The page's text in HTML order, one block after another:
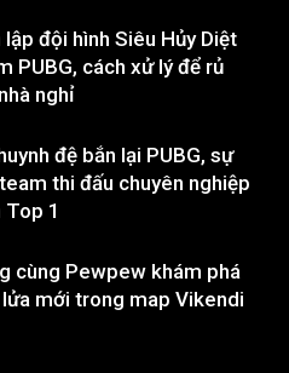
lập đội hình Siêu Hủy Diệt
PUBG, cách xử lý để rủ
nghỉ
đệ bắn lại PUBG, sự
thi đấu chuyên nghiệp
Top 1
cùng Pewpew khám phá
mới trong map Vikendi